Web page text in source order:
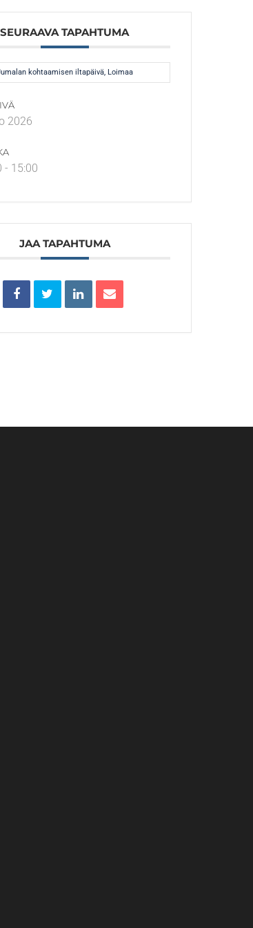
SEURAAVA TAPAHTUMA
kohtaamisen iltapäivä, Loimaa
2026
- 15:00
JAA TAPAHTUMA